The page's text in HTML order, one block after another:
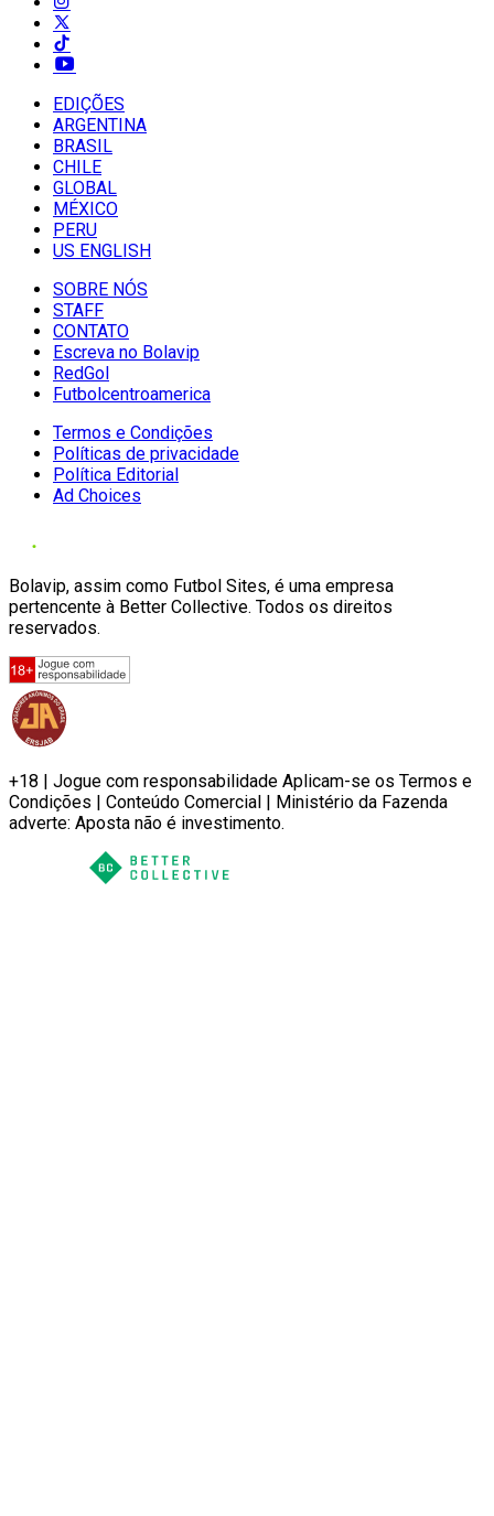
EDIÇÕES
ARGENTINA
BRASIL
CHILE
GLOBAL
MÉXICO
PERU
US ENGLISH
SOBRE NÓS
STAFF
CONTATO
Escreva no Bolavip
RedGol
Futbolcentroamerica
Termos e Condições
Políticas de privacidade
Política Editorial
Ad Choices
Bolavip, assim como Futbol Sites, é uma empresa
pertencente à Better Collective. Todos os direitos
reservados.
+18 | Jogue com responsabilidade Aplicam-se os Termos e
Condições | Conteúdo Comercial | Ministério da Fazenda
adverte: Aposta não é investimento.